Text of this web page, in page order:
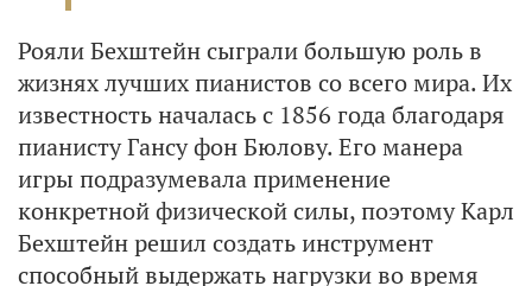
Рояли Бехштейн сыграли большую роль в
жизнях лучших пианистов со всего мира. Их
известность началась с 1856 года благодаря
пианисту Гансу фон Бюлову. Его манера
игры подразумевала применение
конкретной физической силы, поэтому Карл
Бехштейн решил создать инструмент
способный выдержать нагрузки во время